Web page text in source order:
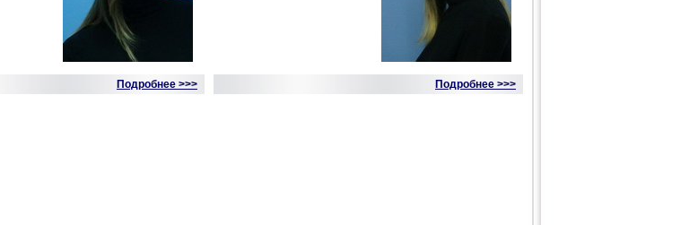
Подробнее >>> Подробнее >>>